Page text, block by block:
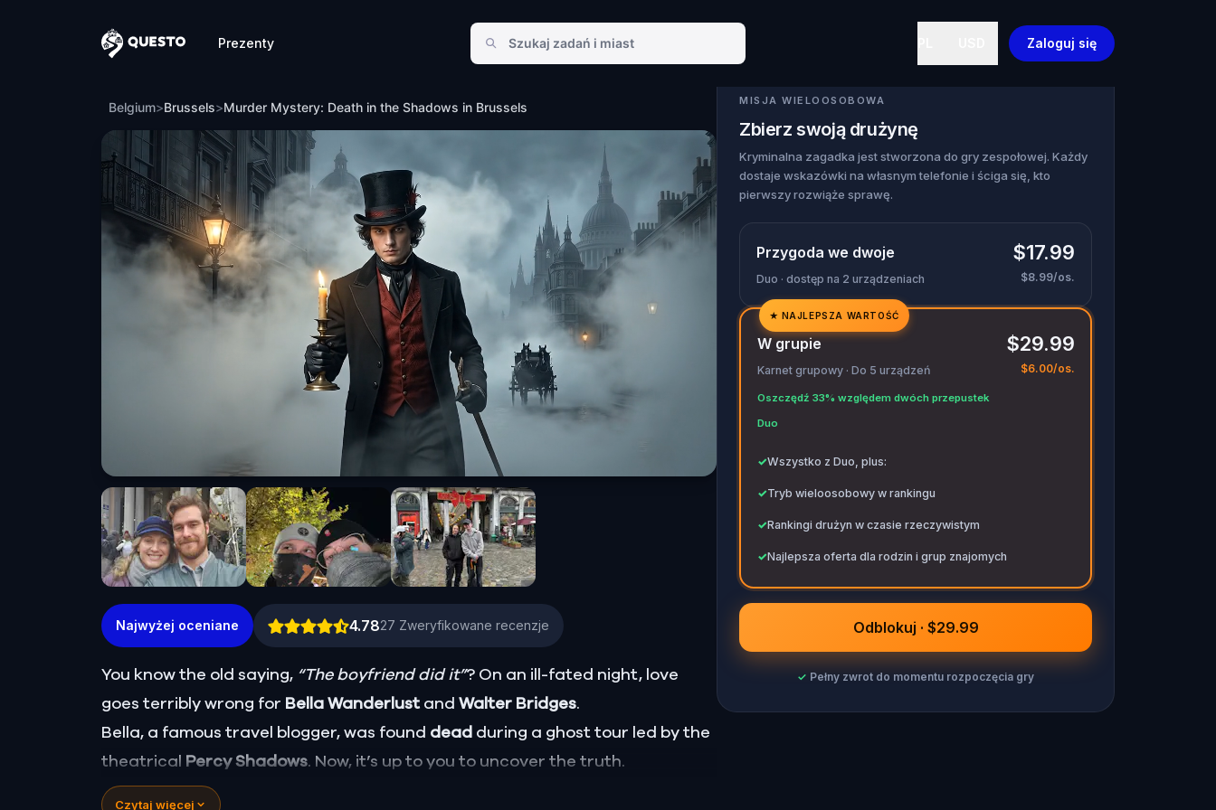
Questo
Prezenty Zaloguj się
Murder Mystery: Death in the Shadows in Brussels
Belgium>Brussels>Murder Mystery: Death in the Shadows in Brussels
Najwyżej oceniane 4.7827 Zweryfikowane recenzje
You know the old saying, “The boyfriend did it”? On an ill-fated night, love
goes terribly wrong for Bella Wanderlust and Walter Bridges.
Bella, a famous travel blogger, was found dead during a ghost tour led by the
theatrical Percy Shadows. Now, it’s up to you to uncover the truth.
Was it Walter, the obsessed boyfriend? Percy, the ghost tour guide with a flair
Czytaj więcej
MISJA WIELOOSOBOWA
Zbierz swoją drużynę
Kryminalna zagadka jest stworzona do gry zespołowej. Każdy
dostaje wskazówki na własnym telefonie i ściga się, kto
pierwszy rozwiąże sprawę.
Przygoda we dwoje
Duo · dostęp na 2 urządzeniach
$17.99
$8.99/os.
✓
✓
★ NAJLEPSZA WARTOŚĆ
W grupie
Karnet grupowy · Do 5 urządzeń
Oszczędź 33% względem dwóch przepustek
Duo
$29.99
$6.00/os.
✓Wszystko z Duo, plus:
✓Tryb wieloosobowy w rankingu
✓Rankingi drużyn w czasie rzeczywistym
✓Najlepsza oferta dla rodzin i grup znajomych
Odblokuj · $29.99
✓ Pełny zwrot do momentu rozpoczęcia gry